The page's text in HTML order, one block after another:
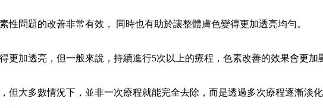
性問題的改善非常有效， 同時也有助於讓整體膚色變得更加透亮均勻。
更加透亮，但一般來說，持續進行5次以上的療程，色素改善的效果會更加
但大多數情況下，並非一次療程就能完全去除，而是透過多次療程逐漸淡